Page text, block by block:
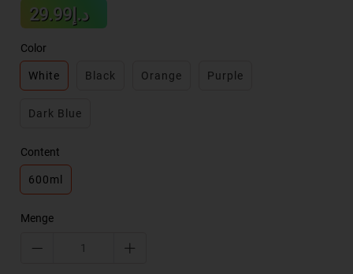
Sale
price
د.إ29.99
price
Color
White Black Orange Purple
Dark Blue
Content
600ml
Menge